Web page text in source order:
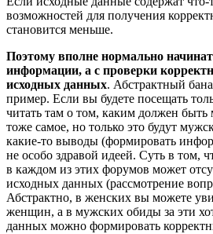
возможностей для получения
становится меньше.
Поэтому вполне нормально
информации, а с проверки
исходных данных. Абстрактный
пример. Если вы будете посещать
читать там о том, каким должен быть
тоже самое, но только это будут
какие-то выводы (формировать
не особо здравой идеей. Суть в том,
в каждом из этих форумов может
исходных данных (рассмотрение
Абстрактно, в женских вы можете
женщин, а в мужских обиды за эти
данных можно формировать